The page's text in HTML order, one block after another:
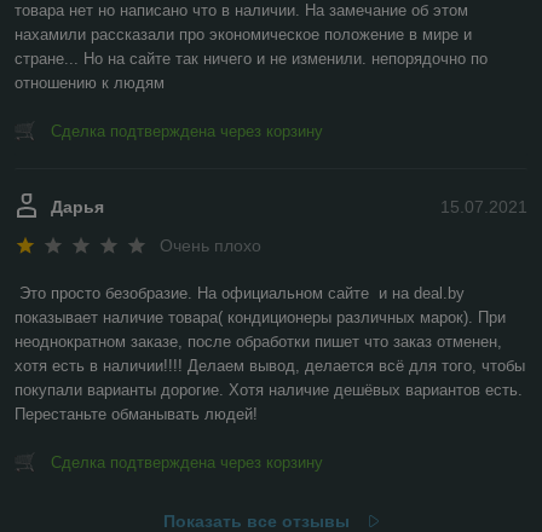
товара нет но написано что в наличии. На замечание об этом
нахамили рассказали про экономическое положение в мире и
стране... Но на сайте так ничего и не изменили. непорядочно по
отношению к людям
Сделка подтверждена через корзину
15.07.2021
Дарья
Очень плохо
Это просто безобразие. На официальном сайте  и на deal.by
показывает наличие товара( кондиционеры различных марок). При
неоднократном заказе, после обработки пишет что заказ отменен,
хотя есть в наличии!!!! Делаем вывод, делается всё для того, чтобы
покупали варианты дорогие. Хотя наличие дешёвых вариантов есть.
Перестаньте обманывать людей!
Сделка подтверждена через корзину
Показать все отзывы